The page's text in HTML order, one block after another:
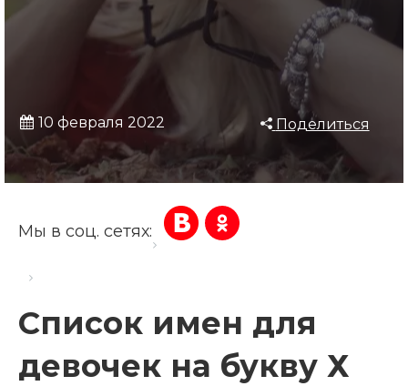
Главная страница
Блог
10 февраля 2022 Поделиться
Мы в соц. сетях:
Список имен для
девочек на букву Х